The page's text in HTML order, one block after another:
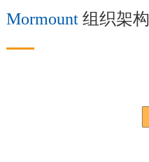
Mormount组织架构